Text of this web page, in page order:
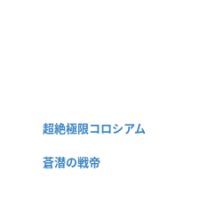
超絶極限コロシアム
蒼潜の戦帝